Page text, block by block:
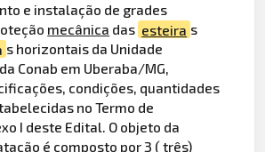
e instalação de grades
mecânica das esteira s
s horizontais da Unidade
Conab em Uberaba/MG,
condições, quantidades
no Termo de
I deste Edital. O objeto da
é composto por 3 ( três)